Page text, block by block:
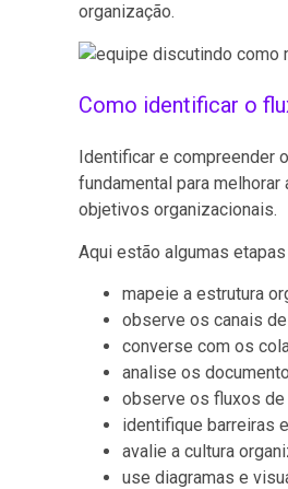
organização.
Como identificar o
Identificar e compreender
fundamental para
objetivos organizacionais.
Aqui estão algumas
mapeie a estrutura
observe os canais
converse com os
analise os
observe os fluxos de
identifique barreiras
avalie a cultura
use diagramas e